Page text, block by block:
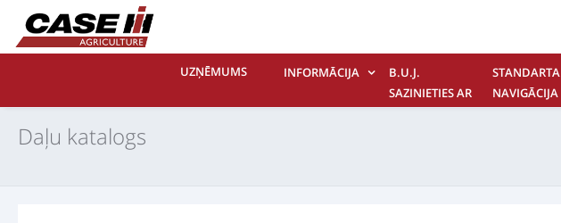
UZŅĒMUMS INFORMĀCIJA
B.U.J.
SAZINIETIES AR
STANDARTA
NAVIGĀCIJA
Daļu katalogs